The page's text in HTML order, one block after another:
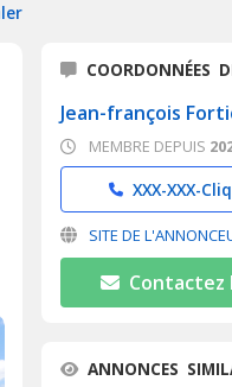
COORDONNÉES
Jean-françois
MEMBRE DEPUIS
XXX-XXX-
SITE DE
Contactez
ANNONCES